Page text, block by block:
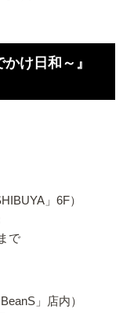
け日和～』
」6F）
で
」店内）